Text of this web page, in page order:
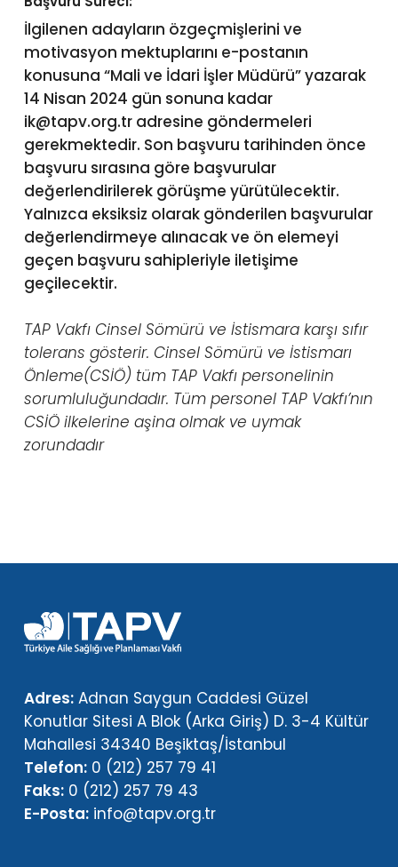
İlgilenen adayların özgeçmişlerini ve
motivasyon mektuplarını e-postanın
konusuna “Mali ve İdari İşler Müdürü” yazarak
14 Nisan 2024 gün sonuna kadar
ik@tapv.org.tradresine göndermeleri
gerekmektedir. Son başvuru tarihinden önce
başvuru sırasına göre başvurular
değerlendirilerek görüşme yürütülecektir.
Yalnızca eksiksiz olarak gönderilen başvurular
değerlendirmeye alınacak ve ön elemeyi
geçen başvuru sahipleriyle iletişime
geçilecektir.
TAP Vakfı Cinsel Sömürü ve İstismara karşı sıfır
tolerans gösterir. Cinsel Sömürü ve İstismarı
Önleme(CSİÖ) tüm TAP Vakfı personelinin
sorumluluğundadır. Tüm personel TAP Vakfı’nın
CSİÖ ilkelerine aşina olmak ve uymak
zorundadır
Adres:Adnan Saygun Caddesi Güzel
Konutlar Sitesi A Blok (Arka Giriş) D. 3-4 Kültür
Mahallesi 34340 Beşiktaş/İstanbul
Telefon: 0 (212) 257 79 41
Faks:0 (212) 257 79 43
E-Posta: info@tapv.org.tr